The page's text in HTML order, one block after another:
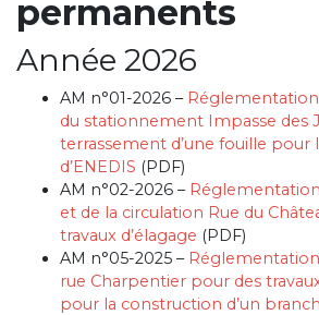
permanents
Année 2026
AM n°01-2026 –
du stationnement Impasse des
terrassement d’une fouille pour
d’ENEDIS (PDF)
AM n°02-2026 –
et de la circulation Rue du
travaux d’élagage (PDF)
AM n°05-2025 –
rue Charpentier pour des
pour la construction d’un